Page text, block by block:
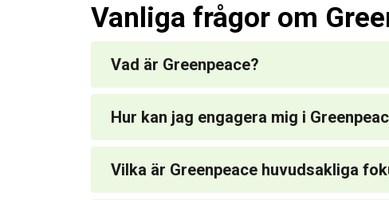
Vanliga frågor om
Vad är Greenpeace?
Hur kan jag engagera mig i
Vilka är Greenpeace huvudsakliga